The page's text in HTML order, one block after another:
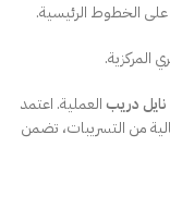
نايل دريب العملية. اعتمد
من التسريبات، تضمن